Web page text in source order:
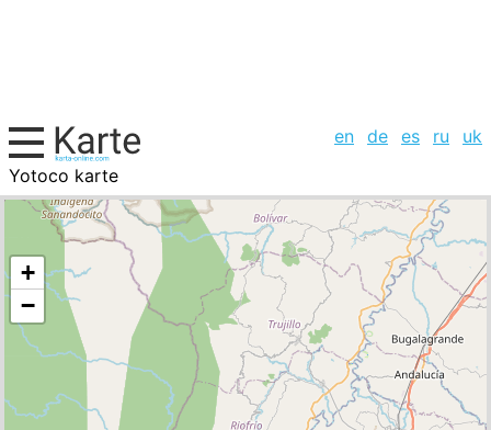
en de es ru
uk
Yotoco karte
Kolumbien, Städte-Liste
+
−